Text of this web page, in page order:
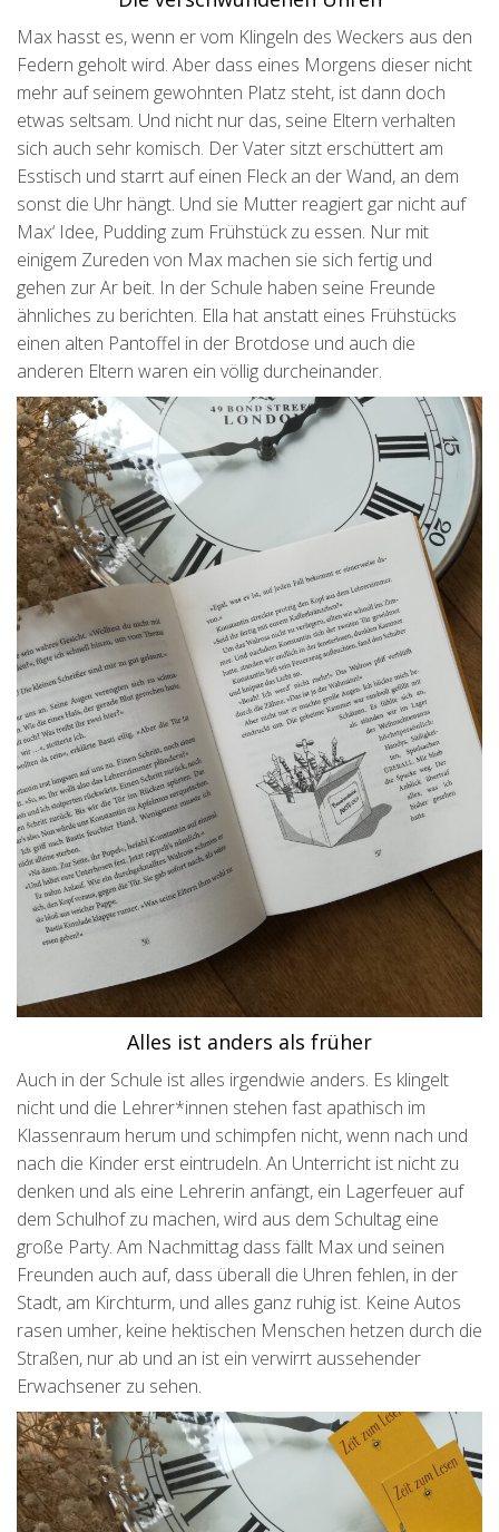
Max hasst es, wenn er vom Klingeln des Weckers aus den
Federn geholt wird. Aber dass eines Morgens dieser nicht
mehr auf seinem gewohnten Platz steht, ist dann doch
etwas seltsam. Und nicht nur das, seine Eltern verhalten
sich auch sehr komisch. Der Vater sitzt erschüttert am
Esstisch und starrt auf einen Fleck an der Wand, an dem
sonst die Uhr hängt. Und sie Mutter reagiert gar nicht auf
Max‘ Idee, Pudding zum Frühstück zu essen. Nur mit
einigem Zureden von Max machen sie sich fertig und
gehen zur Ar beit. In der Schule haben seine Freunde
ähnliches zu berichten. Ella hat anstatt eines Frühstücks
einen alten Pantoffel in der Brotdose und auch die
anderen Eltern waren ein völlig durcheinander.
Alles ist anders als früher
Auch in der Schule ist alles irgendwie anders. Es klingelt
nicht und die Lehrer*innen stehen fast apathisch im
Klassenraum herum und schimpfen nicht, wenn nach und
nach die Kinder erst eintrudeln. An Unterricht ist nicht zu
denken und als eine Lehrerin anfängt, ein Lagerfeuer auf
dem Schulhof zu machen, wird aus dem Schultag eine
große Party. Am Nachmittag dass fällt Max und seinen
Freunden auch auf, dass überall die Uhren fehlen, in der
Stadt, am Kirchturm, und alles ganz ruhig ist. Keine Autos
rasen umher, keine hektischen Menschen hetzen durch die
Straßen, nur ab und an ist ein verwirrt aussehender
Erwachsener zu sehen.